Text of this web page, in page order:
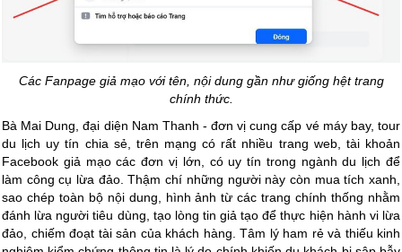
Các Fanpage giả mạo với tên, nội dung gần như giống hệt trang
chính thức.
Bà Mai Dung, đại diện Nam Thanh - đơn vị cung cấp vé máy bay, tour
du lịch uy tín chia sẻ, trên mạng có rất nhiều trang web, tài khoản
Facebook giả mạocác đơn vị lớn, có uy tín trong ngành du lịch để
làm công cụ lừa đảo. Thậm chí những người này còn mua tích xanh,
sao chép toàn bộ nội dung, hình ảnh từ các trang chính thống nhằm
đánh lừa người tiêu dùng, tạo lòng tin giả tạo để thực hiện hành vi lừa
đảo, chiếm đoạt tài sản của khách hàng. Tâm lý ham rẻ và thiếu kinh